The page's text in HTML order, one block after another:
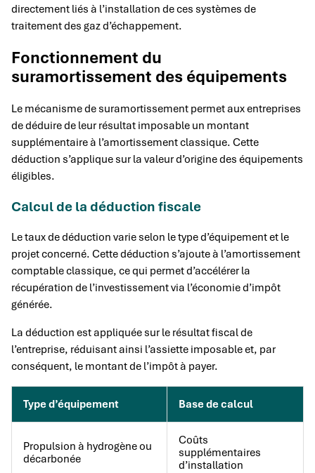
directement liés à l’installation de ces systèmes de
traitement des gaz d’échappement.
Fonctionnement du
suramortissement des équipements
Le mécanisme de suramortissement permet aux entreprises
de déduire de leur résultat imposable un montant
supplémentaire à l’amortissement classique. Cette
déduction s’applique sur la valeur d’origine des équipements
éligibles.
Calcul de la déduction fiscale
Le taux de déduction varie selon le type d’équipement et le
projet concerné. Cette déduction s’ajoute à l’amortissement
comptable classique, ce qui permet d’accélérer la
récupération de l’investissement via l’économie d’impôt
générée.
La déduction est appliquée sur le résultat fiscal de
l’entreprise, réduisant ainsi l’assiette imposable et, par
conséquent, le montant de l’impôt à payer.
Type d’équipement Base de calcul
Propulsion à hydrogène ou
décarbonée
Coûts
supplémentaires
d’installation